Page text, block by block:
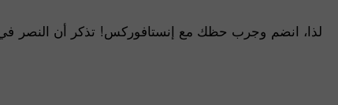
لذا، انضم وجرب حظك مع إنستافوركس! تذكر أن النصر